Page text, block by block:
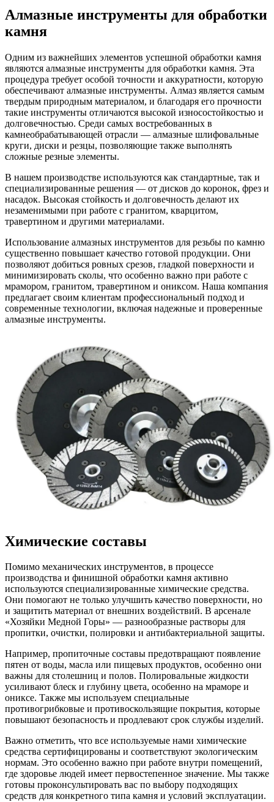
Алмазные инструменты для обработки
камня
Одним из важнейших элементов успешной обработки камня
являются алмазные инструменты для обработки камня. Эта
процедура требует особой точности и аккуратности, которую
обеспечивают алмазные инструменты. Алмаз является самым
твердым природным материалом, и благодаря его прочности
такие инструменты отличаются высокой износостойкостью и
долговечностью. Среди самых востребованных в
камнеобрабатывающей отрасли — алмазные шлифовальные
круги, диски и резцы, позволяющие также выполнять
сложные резные элементы.
В нашем производстве используются как стандартные, так и
специализированные решения — от дисков до коронок, фрез и
насадок. Высокая стойкость и долговечность делают их
незаменимыми при работе с гранитом, кварцитом,
травертином и другими материалами.
Использование алмазных инструментов для резьбы по камню
существенно повышает качество готовой продукции. Они
позволяют добиться ровных срезов, гладкой поверхности и
минимизировать сколы, что особенно важно при работе с
мрамором, гранитом, травертином и ониксом. Наша компания
предлагает своим клиентам профессиональный подход и
современные технологии, включая надежные и проверенные
алмазные инструменты.
Химические составы
Помимо механических инструментов, в процессе
производства и финишной обработки камня активно
используются специализированные химические средства.
Они помогают не только улучшить качество поверхности, но
и защитить материал от внешних воздействий. В арсенале
«Хозяйки Медной Горы» — разнообразные растворы для
пропитки, очистки, полировки и антибактериальной защиты.
Например, пропиточные составы предотвращают появление
пятен от воды, масла или пищевых продуктов, особенно они
важны для столешниц и полов. Полировальные жидкости
усиливают блеск и глубину цвета, особенно на мраморе и
ониксе. Также мы используем специальные
противогрибковые и противоскользящие покрытия, которые
повышают безопасность и продлевают срок службы изделий.
Важно отметить, что все используемые нами химические
средства сертифицированы и соответствуют экологическим
нормам. Это особенно важно при работе внутри помещений,
где здоровье людей имеет первостепенное значение. Мы также
готовы проконсультировать вас по выбору подходящих
средств для конкретного типа камня и условий эксплуатации.